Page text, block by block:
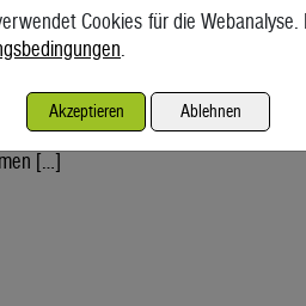
Italien will zurück zur
nach der Sommerpause
Der Weg bis zur
wäre dann noch lang.
[…]
Cookies für die Webanalyse.
.
Akzeptieren Ablehnen